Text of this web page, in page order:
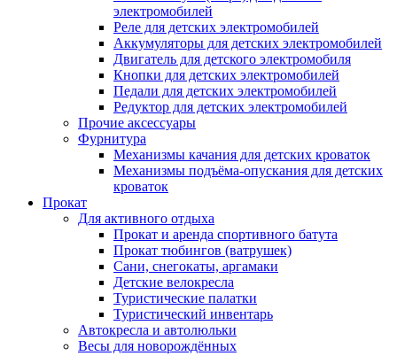
электромобилей
Реле для детских электромобилей
Аккумуляторы для детских электромобилей
Двигатель для детского электромобиля
Кнопки для детских электромобилей
Педали для детских электромобилей
Редуктор для детских электромобилей
Прочие аксессуары
Фурнитура
Механизмы качания для детских кроваток
Механизмы подъёма-опускания для детских
кроваток
Прокат
Для активного отдыха
Прокат и аренда спортивного батута
Прокат тюбингов (ватрушек)
Сани, снегокаты, аргамаки
Детские велокресла
Туристические палатки
Туристический инвентарь
Автокресла и автолюльки
Весы для новорождённых